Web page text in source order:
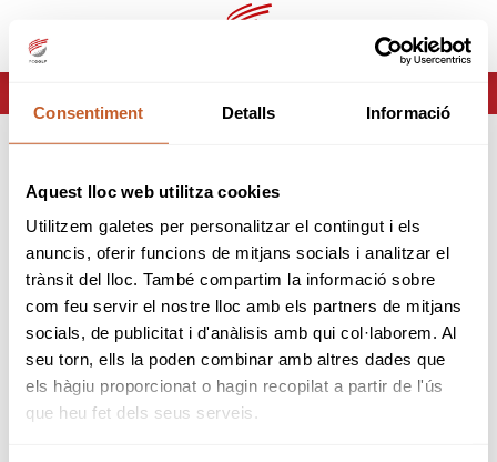
Consentiment Detalls Informació
Aquest lloc web utilitza cookies
Utilitzem galetes per personalitzar el contingut i els
anuncis, oferir funcions de mitjans socials i analitzar el
trànsit del lloc. També compartim la informació sobre
com feu servir el nostre lloc amb els partners de mitjans
socials, de publicitat i d'anàlisis amb qui col·laborem. Al
seu torn, ells la poden combinar amb altres dades que
els hàgiu proporcionat o hagin recopilat a partir de l'ús
que heu fet dels seus serveis.
es ca
Página no encontrada
Lo sentimos pero la página que estas buscando no
existe o ha cambiado.
volver